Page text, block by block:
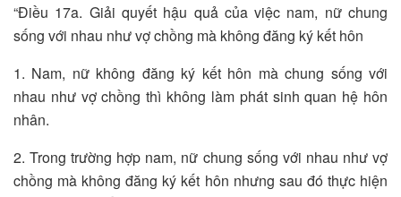
“Điều 17a. Giải quyết hậu quả của việc nam, nữ chung
sống với nhau như vợ chồng mà không đăng ký kết hôn
1. Nam, nữ không đăng ký kết hôn mà chung sống với
nhau như vợ chồng thì không làm phát sinh quan hệ hôn
nhân.
2. Trong trường hợp nam, nữ chung sống với nhau như vợ
chồng mà không đăng ký kết hôn nhưng sau đó thực hiện